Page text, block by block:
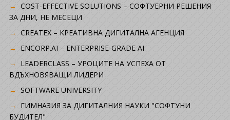
COST-EFFECTIVE SOLUTIONS – СОФТУЕРНИ РЕШЕНИЯ
ЗА ДНИ, НЕ МЕСЕЦИ
CREATEX – КРЕАТИВНА ДИГИТАЛНА АГЕНЦИЯ
ENCORP.AI – ENTERPRISE-GRADE AI
LEADERCLASS – УРОЦИТЕ НА УСПЕХА ОТ
ВДЪХНОВЯВАЩИ ЛИДЕРИ
SOFTWARE UNIVERSITY
ГИМНАЗИЯ ЗА ДИГИТАЛНИЯ НАУКИ "СОФТУНИ
БУДИТЕЛ"